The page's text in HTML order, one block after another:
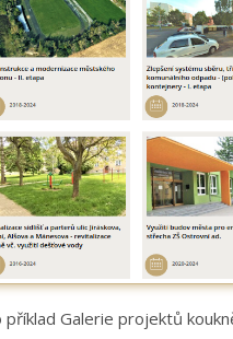
příklad Galerie projektů